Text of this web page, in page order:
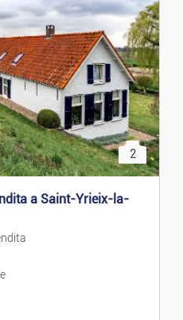
2
a Saint-Yrieix-la-